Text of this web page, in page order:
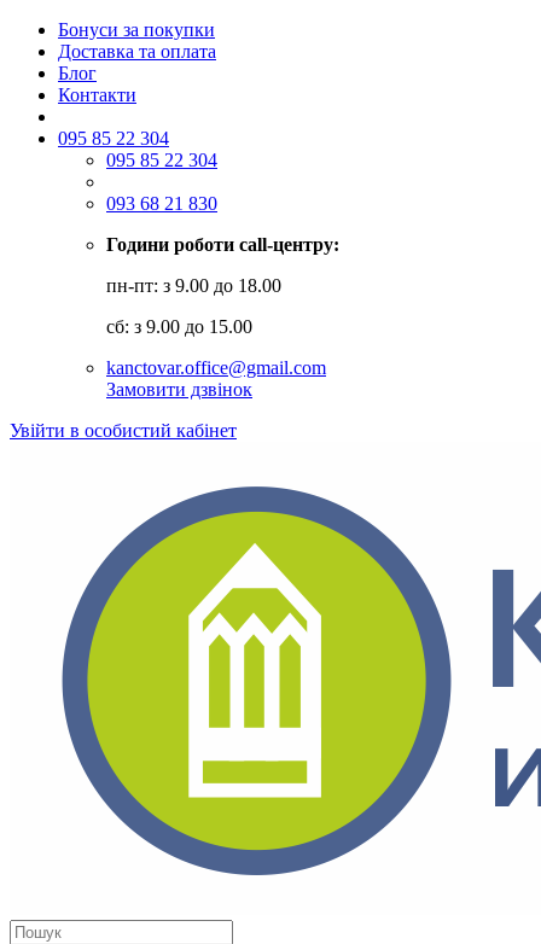
Бонуси за покупки
Доставка та оплата
Блог
Контакти
095 85 22 304
095 85 22 304
093 68 21 830
Години роботи call-центру:
пн-пт: з 9.00 до 18.00
сб: з 9.00 до 15.00
kanctovar.office@gmail.com
Замовити дзвінок
Увійти в особистий кабінет